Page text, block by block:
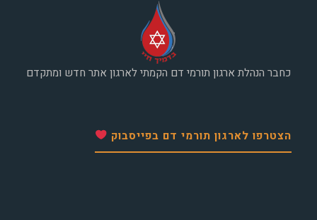
כחבר הנהלת ארגון תורמי דם הקמתי לארגון אתר חדש ומתקדם
הצטרפו לארגון תורמי דם בפייסבוק